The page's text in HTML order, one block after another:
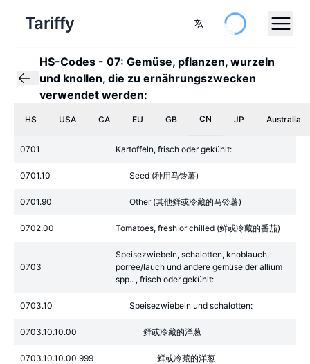
Tariffy
HS-Codes - 07: Gemüse, pflanzen, wurzeln
und knollen, die zu ernährungszwecken
verwendet werden:
HS USA CA EU GB CN JP Australia
0701 Kartoffeln, frisch oder gekühlt:
0701.10 Seed (种用马铃薯)
0701.90 Other (其他鲜或冷藏的马铃薯)
0702.00 Tomatoes, fresh or chilled (鲜或冷藏的番茄)
0703
Speisezwiebeln, schalotten, knoblauch,
porree/lauch und andere gemüse der allium
spp.. , frisch oder gekühlt:
0703.10 Speisezwiebeln und schalotten:
0703.10.10.00 鲜或冷藏的洋葱
0703.10.10.00.999 鲜或冷藏的洋葱